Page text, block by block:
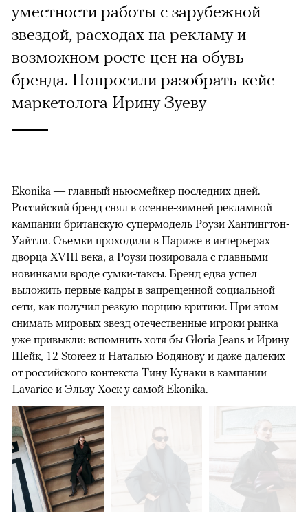
уместности работы с зарубежной
звездой, расходах на рекламу и
возможном росте цен на обувь
бренда. Попросили разобрать кейс
маркетолога Ирину Зуеву
Ekonika — главный ньюсмейкер последних дней.
Российский бренд снял в осенне-зимней рекламной
кампании британскую супермодель Роузи Хантингтон-
Уайтли. Cъемки проходили в Париже в интерьерах
дворца XVIII века, а Роузи позировала с главными
новинками вроде сумки-таксы. Бренд едва успел
выложить первые кадры в запрещенной социальной
сети, как получил резкую порцию критики. При этом
снимать мировых звезд отечественные игроки рынка
уже привыкли: вспомнить хотя бы Gloria Jeans и Ирину
Шейк, 12 Storeez и Наталью Водянову и даже далеких
от российского контекста Тину Кунаки в кампании
Lavarice и Эльзу Хоск у самой Ekonika.